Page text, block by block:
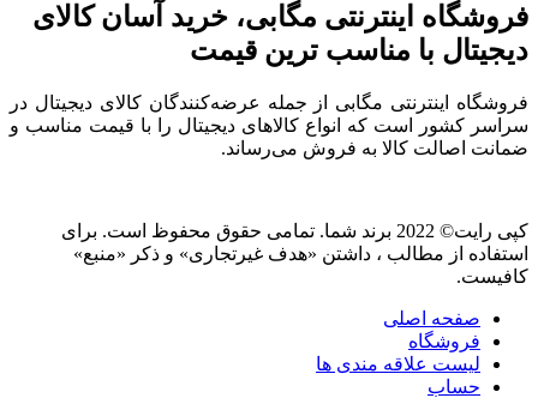
فروشگاه اینترنتی مگابی، خرید آسان کالای
دیجیتال با مناسب ترین قیمت
فروشگاه اینترنتی مگابی از جمله عرضه‌کنندگان کالای دیجیتال در
سراسر کشور است که انواع کالاهای دیجیتال را با قیمت مناسب و
ضمانت اصالت کالا به فروش می‌رساند.
کپی رایت© 2022 برند شما. تمامی حقوق محفوظ است. برای
استفاده از مطالب ، داشتن «هدف غیرتجاری» و ذکر «منبع»
کافیست.
صفحه اصلی
فروشگاه
لیست علاقه مندی ها
حساب